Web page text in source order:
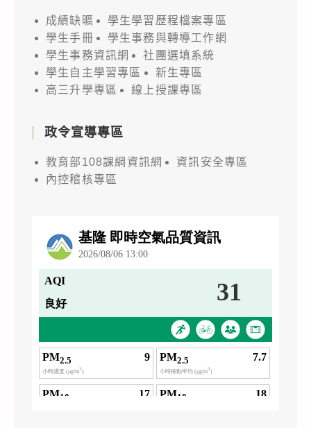
成績缺曠
學生學習歷程檔案專區
學生手冊
學生事務與轉導工作網
學生事務資訊網
社團選填系統
學生自主學習專區
新生專區
高三升學專區
線上授課專區
政令宣導專區
教育部108課綱資訊網
資訊安全專區
內控稽核專區